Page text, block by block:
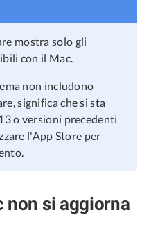
mostra solo gli
con il Mac.
non includono
significa che si sta
o versioni precedenti
l'App Store per
non si aggiorna